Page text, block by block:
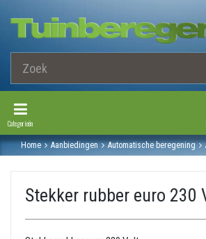
Toggle Navigation
Categorieën
Home Aanbiedingen Automatische beregening
Stekker rubber euro 230